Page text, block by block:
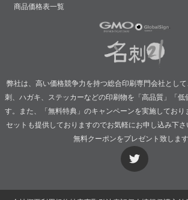
商品価格表一覧
弊社は、高い価格競争力を持つ総合印刷専門会社とし
刺、ハガキ、ステッカーなどの印刷物を「高品質」「低
す。また、「無料特典」のキャンペーンを実施してお
セットも提供しておりますのでお気軽にお申し込み下
無料クーポンをプレゼント致します